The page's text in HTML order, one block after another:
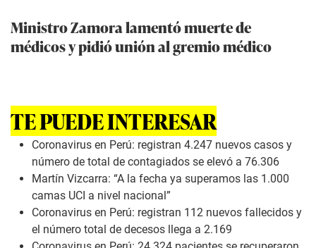
Ministro Zamora lamentó muerte de
médicos y pidió unión al gremio médico
TE PUEDE INTERESAR
Coronavirus en Perú: registran 4.247 nuevos casos y
número de total de contagiados se elevó a 76.306
Martín Vizcarra: “A la fecha ya superamos las 1.000
camas UCI a nivel nacional”
Coronavirus en Perú: registran 112 nuevos fallecidos y
el número total de decesos llega a 2.169